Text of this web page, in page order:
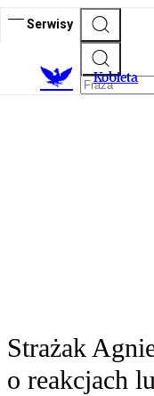
Serwisy
Kobieta
Strażak
o reakcjach